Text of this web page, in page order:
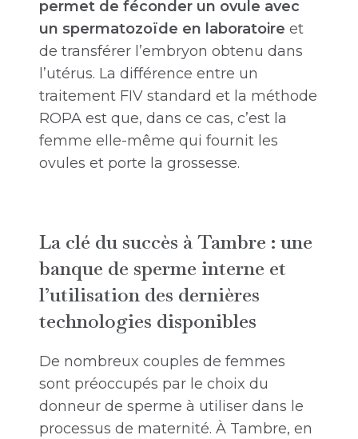
permet de féconder un ovule avec
un spermatozoïde en laboratoire et
de transférer l’embryon obtenu dans
l’utérus. La différence entre un
traitement FIV standard et la méthode
ROPA est que, dans ce cas, c’est la
femme elle-même qui fournit les
ovules et porte la grossesse.
La clé du succès à Tambre : une
banque de sperme interne et
l’utilisation des dernières
technologies disponibles
De nombreux couples de femmes
sont préoccupés par le choix du
donneur de sperme à utiliser dans le
processus de maternité. À Tambre, en